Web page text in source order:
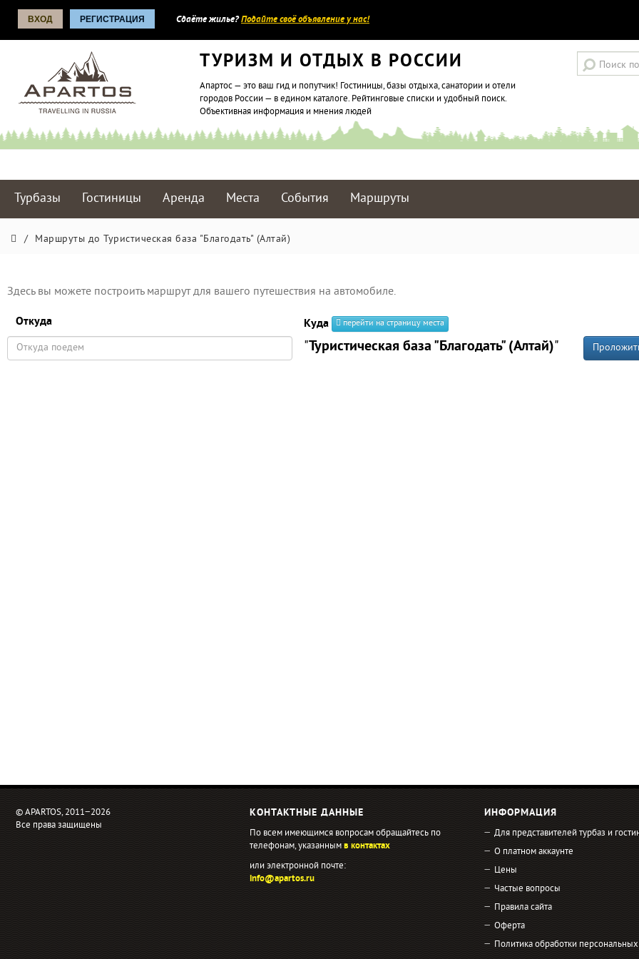
ВХОД РЕГИСТРАЦИЯ Сдаёте жилье?Подайте своё объявление у нас!
ТУРИЗМ И ОТДЫХ В РОССИИ
Апартос — это ваш гид и попутчик! Гостиницы, базы отдыха, санатории и отели
городов России — в едином каталоге. Рейтинговые списки и удобный поиск.
Объективная информация и мнения людей
Турбазы Гостиницы Аренда Места События Маршруты
/ Маршруты до Туристическая база "Благодать" (Алтай)
Здесь вы можете построить маршрут для вашего путешествия на автомобиле.
Откуда Куда перейти на страницу места
"Туристическая база "Благодать" (Алтай)"
© APARTOS, 2011−2026
Все права защищены
КОНТАКТНЫЕ ДАННЫЕ
По всем имеющимся вопросам обращайтесь по
телефонам, указаннымв контактах
или электронной почте:
info@apartos.ru
ИНФОРМАЦИЯ
Для представителей турбаз и
О платном аккаунте
Цены
Частые вопросы
Правила сайта
Оферта
Политика обработки